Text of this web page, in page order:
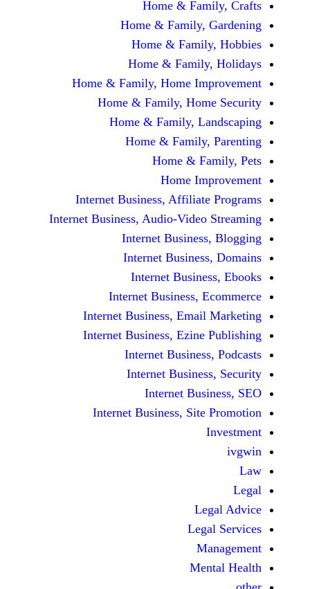
Home &
Home &
Home &
Home &
Home & Family, Home
Home & Family,
Home & Family,
Home &
Home &
Home
Internet Business,
Internet Business, Audio-
Internet
Internet
Internet
Internet Business,
Internet Business,
Internet Business,
Internet
Internet
Internet
Internet Business,